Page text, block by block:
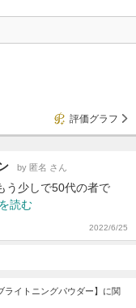
評価グラフ
by 匿名 さん
う少しで50代の者で
読む
2022/6/25
ライトニングパウダー】に関